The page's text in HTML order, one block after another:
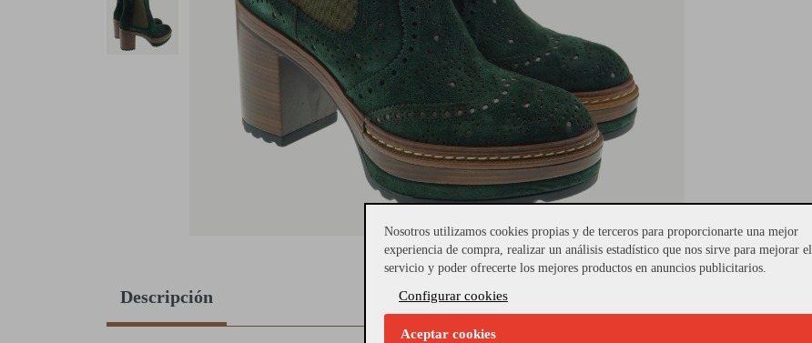
Descripción
Nosotros utilizamos cookies propias y de terceros para proporcionarte una mejor
experiencia de compra, realizar un análisis estadístico que nos sirve para mejorar el
servicio y poder ofrecerte los mejores productos en anuncios publicitarios.
Configurar cookies
Aceptar cookies